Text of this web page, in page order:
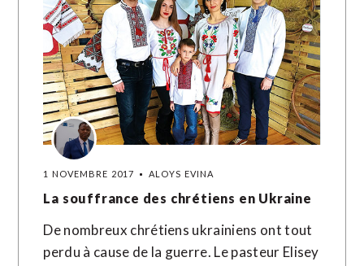
1 NOVEMBRE 2017 ALOYS EVINA
La souffrance des chrétiens en Ukraine
De nombreux chrétiens ukrainiens ont tout
perdu à cause de la guerre. Le pasteur Elisey